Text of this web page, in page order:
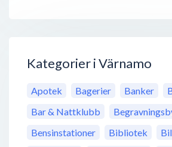
Kategorier i Värnamo
Apotek Bagerier Banker
Bar & Nattklubb
Bensinstationer
Bibliotek